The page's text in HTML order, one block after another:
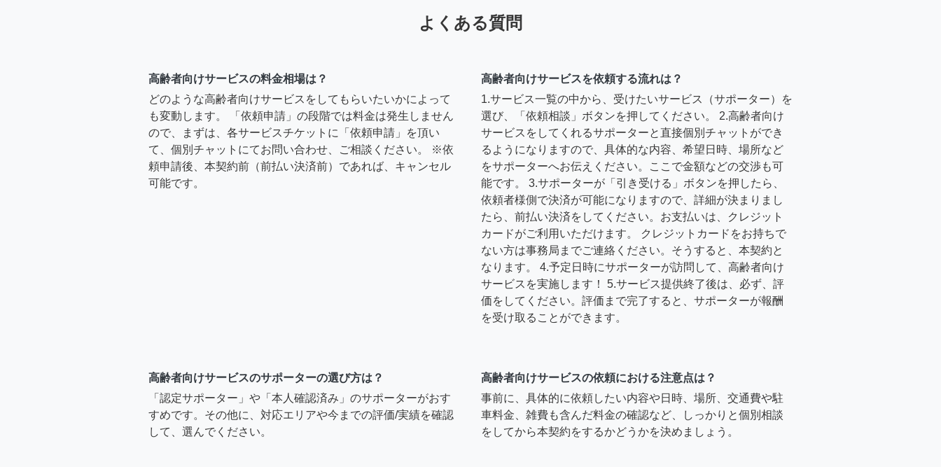
よくある質問
高齢者向けサービスの料金相場は？
どのような高齢者向けサービスをしてもらいたいかによって
も変動します。 「依頼申請」の段階では料金は発生しません
ので、まずは、各サービスチケットに「依頼申請」を頂い
て、個別チャットにてお問い合わせ、ご相談ください。 ※依
頼申請後、本契約前（前払い決済前）であれば、キャンセル
可能です。
高齢者向けサービスを依頼する流れは？
1.サービス一覧の中から、受けたいサービス（サポーター）を
選び、「依頼相談」ボタンを押してください。 2.高齢者向け
サービスをしてくれるサポーターと直接個別チャットができ
るようになりますので、具体的な内容、希望日時、場所など
をサポーターへお伝えください。ここで金額などの交渉も可
能です。 3.サポーターが「引き受ける」ボタンを押したら、
依頼者様側で決済が可能になりますので、詳細が決まりまし
たら、前払い決済をしてください。お支払いは、クレジット
カードがご利用いただけます。 クレジットカードをお持ちで
ない方は事務局までご連絡ください。そうすると、本契約と
なります。 4.予定日時にサポーターが訪問して、高齢者向け
サービスを実施します！ 5.サービス提供終了後は、必ず、評
価をしてください。評価まで完了すると、サポーターが報酬
を受け取ることができます。
高齢者向けサービスのサポーターの選び方は？
「認定サポーター」や「本人確認済み」のサポーターがおす
すめです。その他に、対応エリアや今までの評価/実績を確認
して、選んでください。
高齢者向けサービスの依頼における注意点は？
事前に、具体的に依頼したい内容や日時、場所、交通費や駐
車料金、雑費も含んだ料金の確認など、しっかりと個別相談
をしてから本契約をするかどうかを決めましょう。